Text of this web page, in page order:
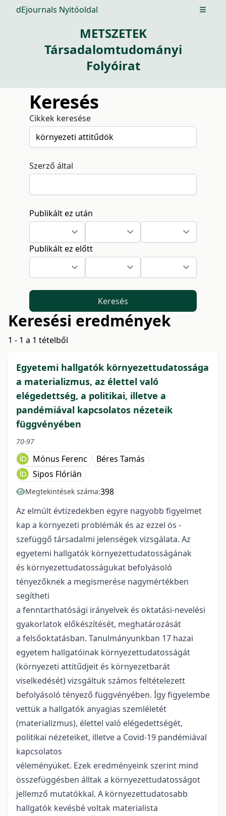
dEjournals Nyitóoldal Open
METSZETEK
Társadalomtudományi
Folyóirat
Keresés
Cikkek keresése
Szerző által
Publikált ez után
Publikált ez előtt
Keresés
Keresési eredmények
1 - 1 a 1 tételből
Egyetemi hallgatók környezettudatossága
a materializmus, az élettel való
elégedettség, a politikai, illetve a
pandémiával kapcsolatos nézeteik
függvényében
70-97
Mónus Ferenc
Béres Tamás
Sipos Flórián
Megtekintések száma:398
Az elmúlt évtizedekben egyre nagyobb figyelmet
kap a környezeti problémák és az ezzel ös -
szefüggő társadalmi jelenségek vizsgálata. Az
egyetemi hallgatók környezettudatosságának
és környezettudatosságukat befolyásoló
tényezőknek a megismerése nagymértékben
segítheti
a fenntarthatósági irányelvek és oktatási-nevelési
gyakorlatok előkészítését, meghatározását
a felsőoktatásban. Tanulmányunkban 17 hazai
egyetem hallgatóinak környezettudatosságát
(környezeti attitűdjeit és környezetbarát
viselkedését) vizsgáltuk számos feltételezett
befolyásoló tényező függvényében. Így figyelembe
vettük a hallgatók anyagias szemléletét
(materializmus), élettel való elégedettségét,
politikai nézeteiket, illetve a Covid-19 pandémiával
kapcsolatos
véleményüket. Ezek eredményeink szerint mind
összefüggésben álltak a környezettudatosságot
jellemző mutatókkal. A környezettudatosabb
hallgatók kevésbé voltak materialista